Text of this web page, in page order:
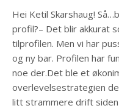
Hei Ketil Skarshaug!
profil?– Det blir akkurat
tilprofilen. Men vi har
og ny bar. Profilen har
noe der.Det ble et
overlevelsestrategien
litt strammere drift